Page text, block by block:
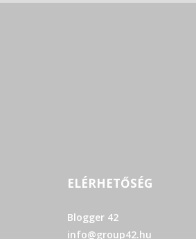
ELÉRHETŐSÉG
Blogger 42
info@group42.hu